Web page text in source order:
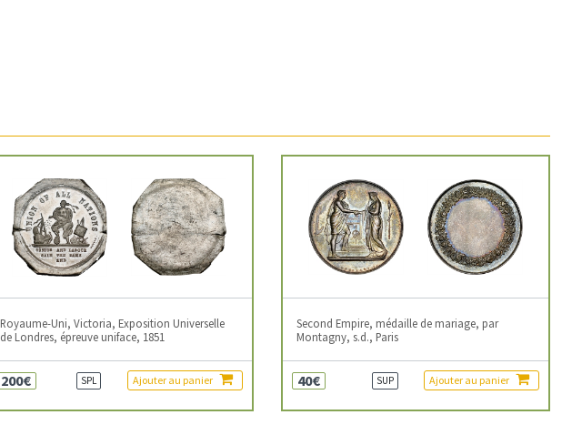
Royaume-Uni, Victoria, Exposition Universelle
de Londres, épreuve uniface, 1851
200€ SPL Ajouter au panier
Second Empire, médaille de mariage, par
Montagny, s.d., Paris
40€ SUP Ajouter au panier